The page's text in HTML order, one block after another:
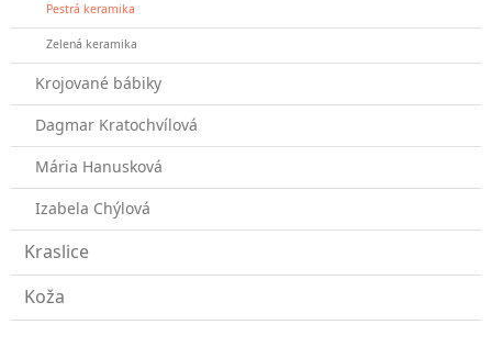
Pestrá keramika
Zelená keramika
Krojované bábiky
Dagmar Kratochvílová
Mária Hanusková
Izabela Chýlová
Kraslice
Koža